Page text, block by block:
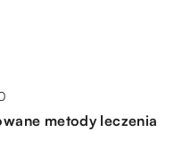
metody leczenia